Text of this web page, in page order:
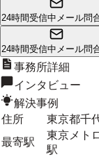
24時間受信中 メール問
24時間受信中 メール問
事務所詳細
インタビュー
解決事例
住所
東京都千
最寄駅
東京メト
駅